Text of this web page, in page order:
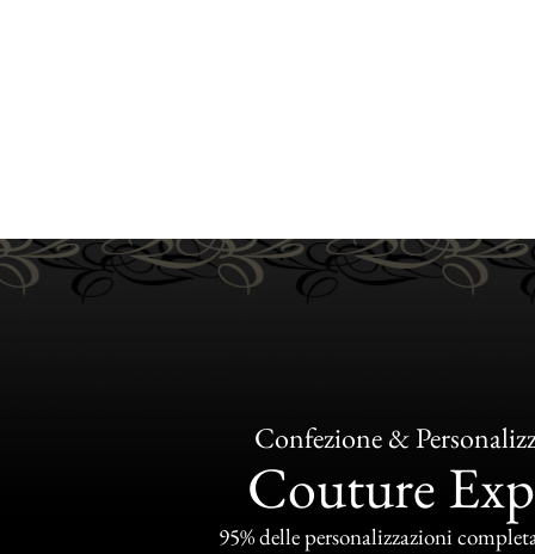
Confezione &
Couture
95% delle personalizzazioni